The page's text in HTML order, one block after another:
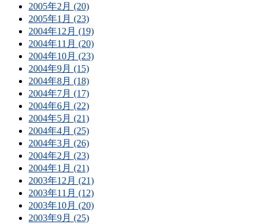
2005年2月 (20)
2005年1月 (23)
2004年12月 (19)
2004年11月 (20)
2004年10月 (23)
2004年9月 (15)
2004年8月 (18)
2004年7月 (17)
2004年6月 (22)
2004年5月 (21)
2004年4月 (25)
2004年3月 (26)
2004年2月 (23)
2004年1月 (21)
2003年12月 (21)
2003年11月 (12)
2003年10月 (20)
2003年9月 (25)